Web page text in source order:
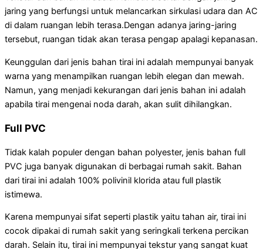
jaring yang berfungsi untuk melancarkan sirkulasi udara dan AC
di dalam ruangan lebih terasa.Dengan adanya jaring-jaring
tersebut, ruangan tidak akan terasa pengap apalagi kepanasan.
Keunggulan dari jenis bahan tirai ini adalah mempunyai banyak
warna yang menampilkan ruangan lebih elegan dan mewah.
Namun, yang menjadi kekurangan dari jenis bahan ini adalah
apabila tirai mengenai noda darah, akan sulit dihilangkan.
Full PVC
Tidak kalah populer dengan bahan polyester, jenis bahan full
PVC juga banyak digunakan di berbagai rumah sakit. Bahan
dari tirai ini adalah 100% polivinil klorida atau full plastik
istimewa.
Karena mempunyai sifat seperti plastik yaitu tahan air, tirai ini
cocok dipakai di rumah sakit yang seringkali terkena percikan
darah. Selain itu, tirai ini mempunyai tekstur yang sangat kuat